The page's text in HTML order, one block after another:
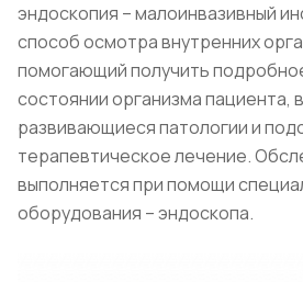
эндоскопия – малоинвазивный
способ осмотра внутренних
помогающий получить
состоянии организма пациента,
развивающиеся патологии и
терапевтическое лечение.
выполняется при помощи
оборудования – эндоскопа.